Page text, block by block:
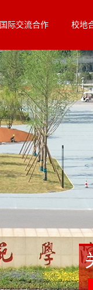
国际交流合作 校地